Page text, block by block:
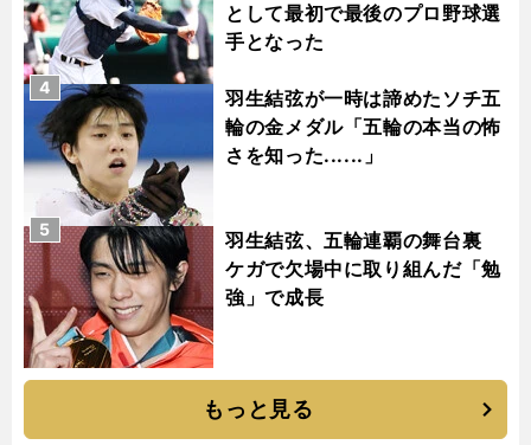
として最初で最後のプロ野球選
手となった
羽生結弦が一時は諦めたソチ五
輪の金メダル「五輪の本当の怖
さを知った......」
4
羽生結弦、五輪連覇の舞台裏
ケガで欠場中に取り組んだ「勉
強」で成長
5
もっと見る